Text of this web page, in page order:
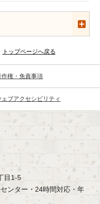
トップページへ戻る
作権・免責事項
ェブアクセシビリティ
目1-5
ンター・24時間対応・年